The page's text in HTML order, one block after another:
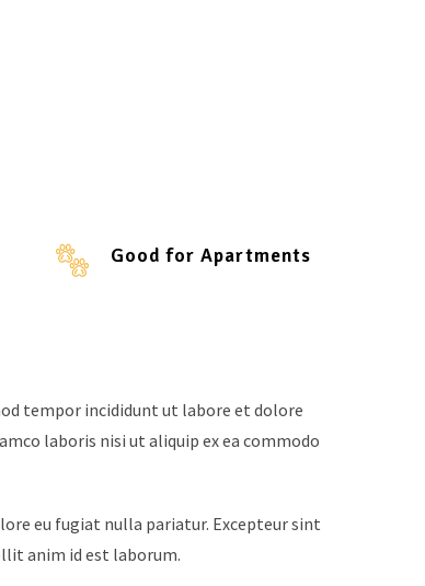
Good for Apartments
tempor incididunt ut labore et dolore
laboris nisi ut aliquip ex ea commodo
eu fugiat nulla pariatur. Excepteur sint
anim id est laborum.